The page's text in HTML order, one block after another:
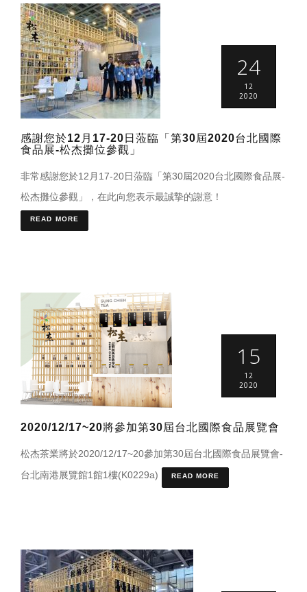
24
12
2020
感謝您於12月17-20日蒞臨「第30屆2020台北國際
食品展-松杰攤位參觀」
非常感謝您於12月17-20日蒞臨「第30屆2020台北國際食品展-
松杰攤位參觀」，在此向您表示最誠摯的謝意！
READ MORE
15
12
2020
2020/12/17~20將參加第30屆台北國際食品展覽會
松杰茶業將於2020/12/17~20參加第30屆台北國際食品展覽會-
台北南港展覽館1館1樓(K0229a)
READ MORE